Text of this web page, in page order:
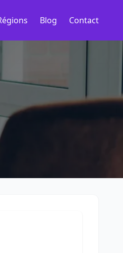
Blog Contact